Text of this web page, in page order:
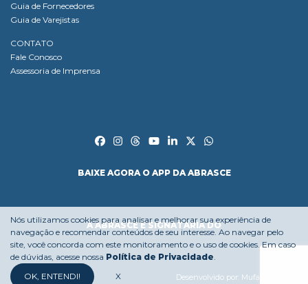
Guia de Fornecedores
Guia de Varejistas
CONTATO
Fale Conosco
Assessoria de Imprensa
BAIXE AGORA O APP DA ABRASCE
A ABRASCE É SIGNATÁRIA DO
Desenvolvido por: Mufasa Agency
Nós utilizamos cookies para analisar e melhorar sua experiência de
navegação e recomendar conteúdos de seu interesse. Ao navegar pelo
site, você concorda com este monitoramento e o uso de cookies. Em caso
de dúvidas, acesse nossa Política de Privacidade.
OK, ENTENDI!
X